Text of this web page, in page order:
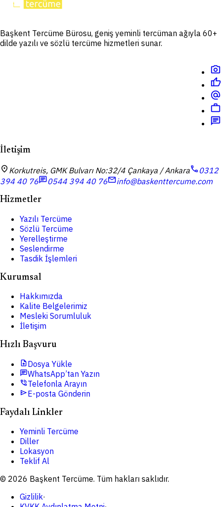
Başkent Tercüme Bürosu, geniş yeminli tercüman ağıyla 60+
dilde yazılı ve sözlü tercüme hizmetleri sunar.
photo_camera
thumb_up
alternate_email
work
chat
İletişim
location_on Korkutreis, GMK Bulvarı No:32/4 Çankaya / Ankaracall 0312
394 40 76chat0544 394 40 76mailinfo@baskenttercume.com
Hizmetler
Yazılı Tercüme
Sözlü Tercüme
Yerelleştirme
Seslendirme
Tasdik İşlemleri
Kurumsal
Hakkımızda
Kalite Belgelerimiz
Mesleki Sorumluluk
İletişim
Hızlı Başvuru
upload_fileDosya Yükle
chatWhatsApp’tan Yazın
phone_in_talkTelefonla Arayın
sendE-posta Gönderin
Faydalı Linkler
Yeminli Tercüme
Diller
Lokasyon
Teklif Al
© 2026 Başkent Tercüme. Tüm hakları saklıdır.
Gizlilik·